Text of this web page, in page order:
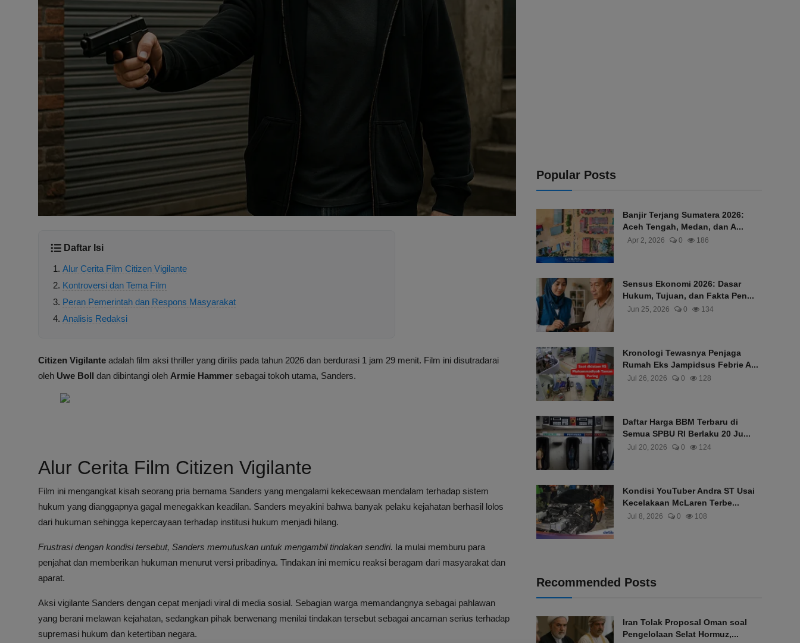
Daftar Isi
Alur Cerita Film Citizen Vigilante
Kontroversi dan Tema Film
Peran Pemerintah dan Respons Masyarakat
Analisis Redaksi
Citizen Vigilante adalah film aksi thriller yang dirilis pada tahun 2026 dan berdurasi 1 jam 29 menit. Film ini disutradarai
oleh Uwe Boll dan dibintangi oleh Armie Hammer sebagai tokoh utama, Sanders.
Alur Cerita Film Citizen Vigilante
Film ini mengangkat kisah seorang pria bernama Sanders yang mengalami kekecewaan mendalam terhadap sistem
hukum yang dianggapnya gagal menegakkan keadilan. Sanders meyakini bahwa banyak pelaku kejahatan berhasil lolos
dari hukuman sehingga kepercayaan terhadap institusi hukum menjadi hilang.
Frustrasi dengan kondisi tersebut, Sanders memutuskan untuk mengambil tindakan sendiri. Ia mulai memburu para
penjahat dan memberikan hukuman menurut versi pribadinya. Tindakan ini memicu reaksi beragam dari masyarakat dan
aparat.
Aksi vigilante Sanders dengan cepat menjadi viral di media sosial. Sebagian warga memandangnya sebagai pahlawan
yang berani melawan kejahatan, sedangkan pihak berwenang menilai tindakan tersebut sebagai ancaman serius terhadap
supremasi hukum dan ketertiban negara.
Popular Posts
Banjir Terjang Sumatera 2026:
Aceh Tengah, Medan, dan A...
Apr 2, 2026 0 186
Sensus Ekonomi 2026: Dasar
Hukum, Tujuan, dan Fakta Pen...
Jun 25, 2026 0 134
Kronologi Tewasnya Penjaga
Rumah Eks Jampidsus Febrie A...
Jul 26, 2026 0 128
Daftar Harga BBM Terbaru di
Semua SPBU RI Berlaku 20 Ju...
Jul 20, 2026 0 124
Kondisi YouTuber Andra ST Usai
Kecelakaan McLaren Terbe...
Jul 8, 2026 0 108
Recommended Posts
Iran Tolak Proposal Oman soal
Pengelolaan Selat Hormuz,...